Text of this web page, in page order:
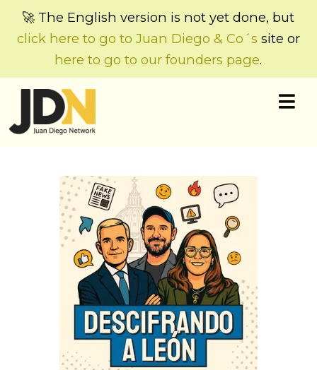
🚀 The English version is not yet done, but
click here to go to Juan Diego & Co´s site or
here to go to our founders page.